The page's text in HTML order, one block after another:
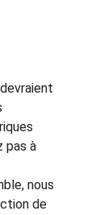
pas à
nous
de